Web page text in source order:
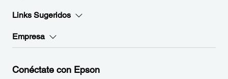
Links Sugeridos
Empresa
Conéctate con Epson